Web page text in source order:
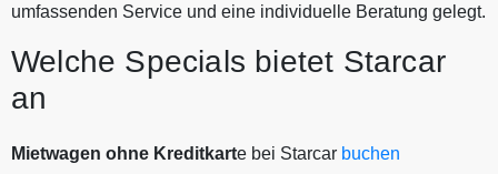
umfassenden Service und eine individuelle Beratung gelegt.
Welche Specials bietet Starcar
an
Mietwagen ohne Kreditkarte bei Starcar buchen